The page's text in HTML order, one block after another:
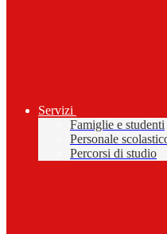
Servizi
Famiglie e studenti
Personale
Percorsi di studio